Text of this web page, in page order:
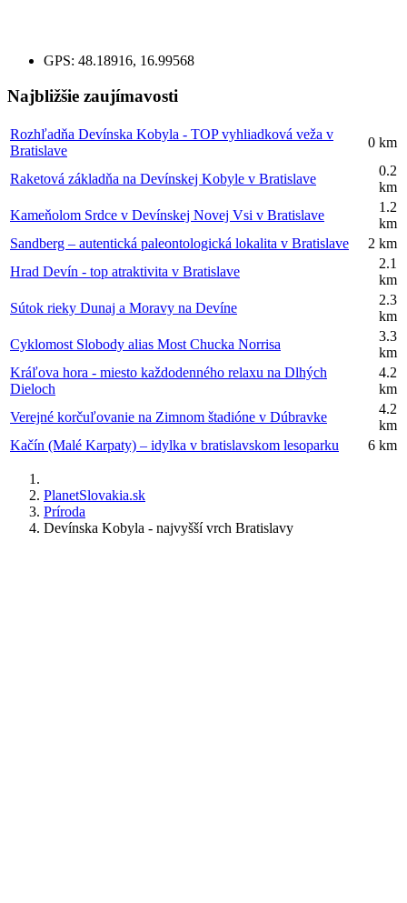
GPS: 48.18916, 16.99568
Najbližšie zaujímavosti
Rozhľadňa Devínska Kobyla - TOP vyhliadková veža v
Bratislave
0 km
Raketová základňa na Devínskej Kobyle v Bratislave
0.2
km
Kameňolom Srdce v Devínskej Novej Vsi v Bratislave
1.2
km
Sandberg – autentická paleontologická lokalita v Bratislave
2 km
Hrad Devín - top atraktivita v Bratislave
2.1
km
Sútok rieky Dunaj a Moravy na Devíne
2.3
km
Cyklomost Slobody alias Most Chucka Norrisa
3.3
km
Kráľova hora - miesto každodenného relaxu na Dlhých
Dieloch
4.2
km
Verejné korčuľovanie na Zimnom štadióne v Dúbravke
4.2
km
Kačín (Malé Karpaty) – idylka v bratislavskom lesoparku
6 km
PlanetSlovakia.sk
Príroda
Devínska Kobyla - najvyšší vrch Bratislavy